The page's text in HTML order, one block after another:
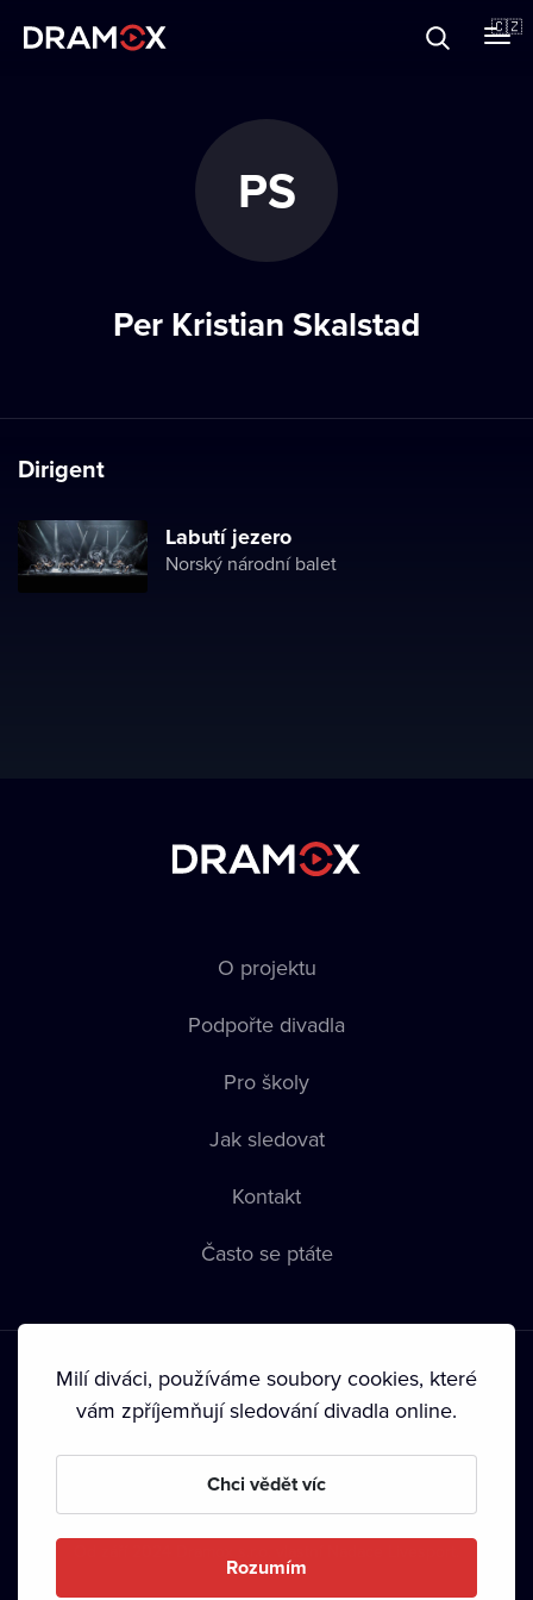
🇨🇿
PS
Per Kristian Skalstad
Dirigent
Labutí jezero
Norský národní balet
O projektu
Podpořte divadla
Pro školy
Jak sledovat
Kontakt
Často se ptáte
Podmínky používání • Ochrana soukromí • Zásady používání
• Autorská práva•
Milí diváci, používáme soubory cookies, které
vám zpříjemňují sledování divadla online.
Chci vědět víc
Rozumím